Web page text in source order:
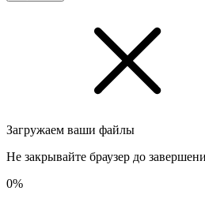
Загружаем ваши файлы
Не закрывайте браузер до
0%